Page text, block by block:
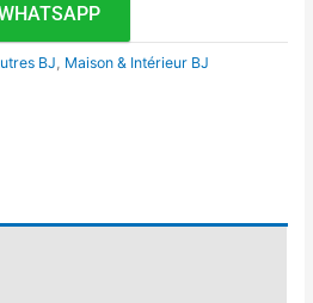
BJ Maison & Intérieur BJ